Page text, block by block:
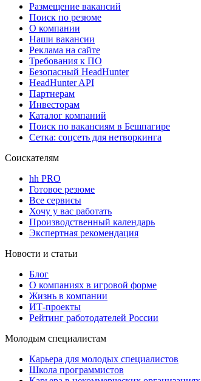
Размещение вакансий
Поиск по резюме
О компании
Наши вакансии
Реклама на сайте
Требования к ПО
Безопасный HeadHunter
HeadHunter API
Партнерам
Инвесторам
Каталог компаний
Поиск по вакансиям в Бешпагире
Сетка: соцсеть для нетворкинга
Соискателям
hh PRO
Готовое резюме
Все сервисы
Хочу у вас работать
Производственный календарь
Экспертная рекомендация
Новости и статьи
Блог
О компаниях в игровой форме
Жизнь в компании
ИТ-проекты
Рейтинг работодателей России
Молодым специалистам
Карьера для молодых специалистов
Школа программистов